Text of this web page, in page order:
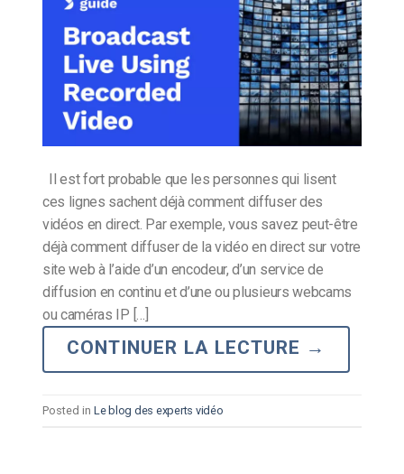
Il est fort probable que les personnes qui lisent
ces lignes sachent déjà comment diffuser des
vidéos en direct. Par exemple, vous savez peut-être
déjà comment diffuser de la vidéo en direct sur votre
site web à l’aide d’un encodeur, d’un service de
diffusion en continu et d’une ou plusieurs webcams
ou caméras IP […]
CONTINUER LA LECTURE →
Posted in Le blog des experts vidéo